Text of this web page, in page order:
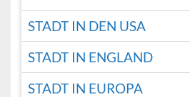
STADT IN DEN USA
STADT IN ENGLAND
STADT IN EUROPA